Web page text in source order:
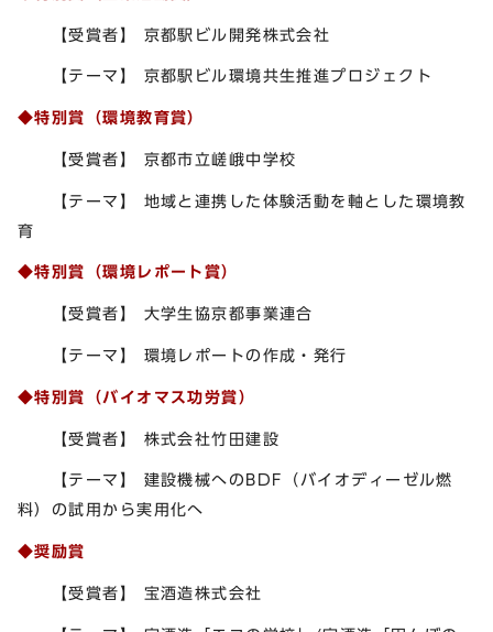
【受賞者】 京都駅ビル開発株式会社
【テーマ】 京都駅ビル環境共生推進プロジェクト
◆特別賞（環境教育賞）
【受賞者】 京都市立嵯峨中学校
【テーマ】 地域と連携した体験活動を軸とした環境教
育
◆特別賞（環境レポート賞）
【受賞者】 大学生協京都事業連合
【テーマ】 環境レポートの作成・発行
◆特別賞（バイオマス功労賞）
【受賞者】 株式会社竹田建設
【テーマ】 建設機械へのBDF（バイオディーゼル燃
料）の試用から実用化へ
◆奨励賞
【受賞者】 宝酒造株式会社